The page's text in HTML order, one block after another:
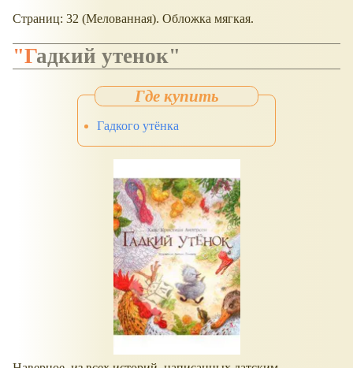
Страниц: 32 (Мелованная). Обложка мягкая.
"Гадкий утенок"
Гадкого утёнка